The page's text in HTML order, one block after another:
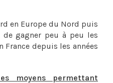
en Europe du Nord puis
de gagner peu à peu les
France depuis les années
moyens permettant